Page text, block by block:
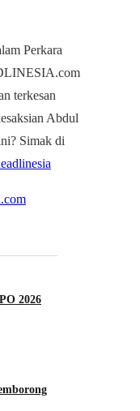
Perkara
terkesan
Abdul
Simak di
2026